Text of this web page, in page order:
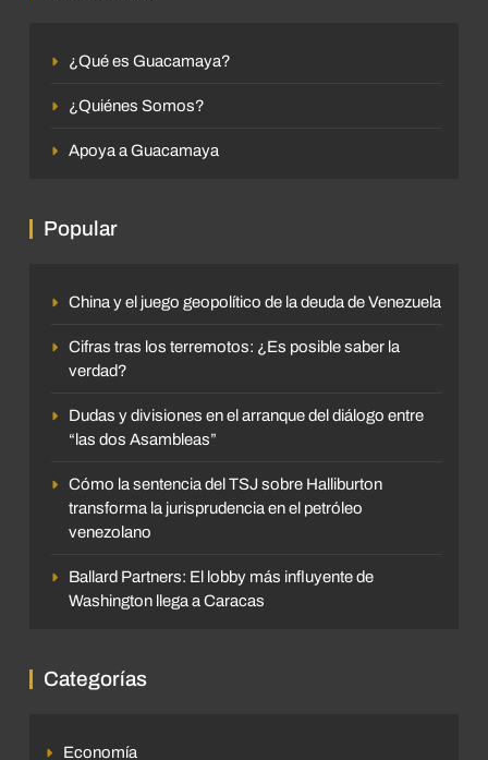
¿Qué es Guacamaya?
¿Quiénes Somos?
Apoya a Guacamaya
Popular
China y el juego geopolítico de la deuda de Venezuela
Cifras tras los terremotos: ¿Es posible saber la
verdad?
Dudas y divisiones en el arranque del diálogo entre
“las dos Asambleas”
Cómo la sentencia del TSJ sobre Halliburton
transforma la jurisprudencia en el petróleo
venezolano
Ballard Partners: El lobby más influyente de
Washington llega a Caracas
Categorías
Economía